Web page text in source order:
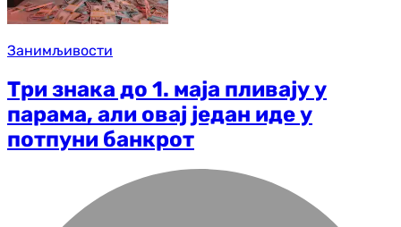
Занимљивости
Три знака до 1. маја пливају у
парама, али овај један иде у
потпуни банкрот